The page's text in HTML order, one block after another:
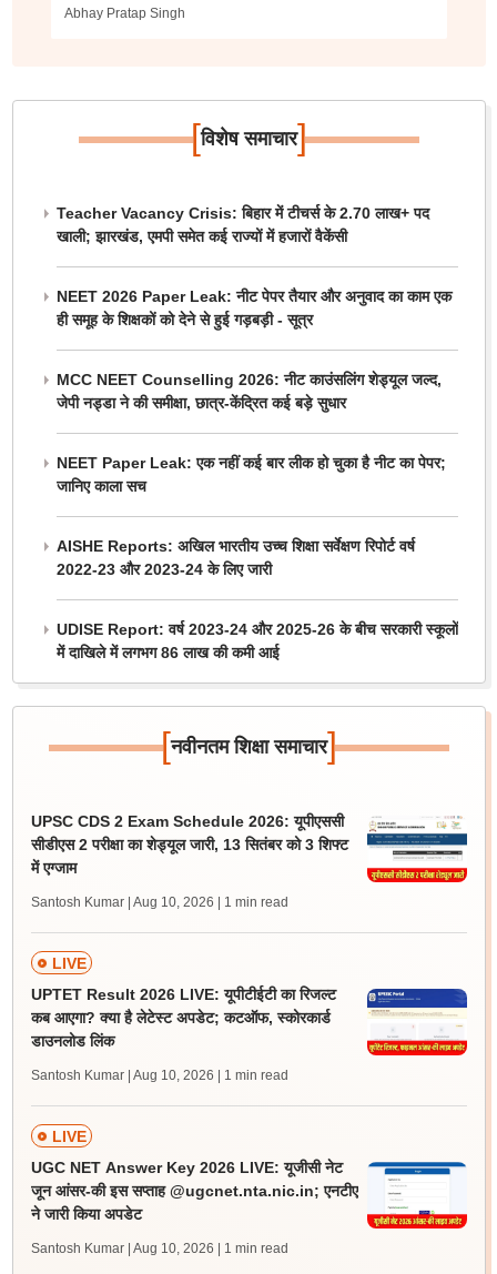
Abhay Pratap Singh
[विशेष समाचार]
Teacher Vacancy Crisis: बिहार में टीचर्स के 2.70 लाख+ पद
खाली; झारखंड, एमपी समेत कई राज्यों में हजारों वैकेंसी
NEET 2026 Paper Leak: नीट पेपर तैयार और अनुवाद का काम एक
ही समूह के शिक्षकों को देने से हुई गड़बड़ी - सूत्र
MCC NEET Counselling 2026: नीट काउंसलिंग शेड्यूल जल्द,
जेपी नड्डा ने की समीक्षा, छात्र-केंद्रित कई बड़े सुधार
NEET Paper Leak: एक नहीं कई बार लीक हो चुका है नीट का पेपर;
जानिए काला सच
AISHE Reports: अखिल भारतीय उच्च शिक्षा सर्वेक्षण रिपोर्ट वर्ष
2022-23 और 2023-24 के लिए जारी
UDISE Report: वर्ष 2023-24 और 2025-26 के बीच सरकारी स्कूलों
में दाखिले में लगभग 86 लाख की कमी आई
[नवीनतम शिक्षा समाचार]
UPSC CDS 2 Exam Schedule 2026: यूपीएससी
सीडीएस 2 परीक्षा का शेड्यूल जारी, 13 सितंबर को 3 शिफ्ट
में एग्जाम
Santosh Kumar | Aug 10, 2026 | 1 min read
LIVE
UPTET Result 2026 LIVE: यूपीटीईटी का रिजल्ट
कब आएगा? क्या है लेटेस्ट अपडेट; कटऑफ, स्कोरकार्ड
डाउनलोड लिंक
Santosh Kumar | Aug 10, 2026 | 1 min read
LIVE
UGC NET Answer Key 2026 LIVE: यूजीसी नेट
जून आंसर-की इस सप्ताह @ugcnet.nta.nic.in; एनटीए
ने जारी किया अपडेट
Santosh Kumar | Aug 10, 2026 | 1 min read